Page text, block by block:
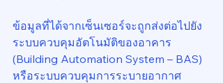
ข้อมูลที่ได้จากเซ็นเซอร์จะถูกส่งต่อไปยัง
ระบบควบคุมอัตโนมัติของอาคาร
(Building Automation System – BAS)
หรือระบบควบคุมการระบายอากาศ